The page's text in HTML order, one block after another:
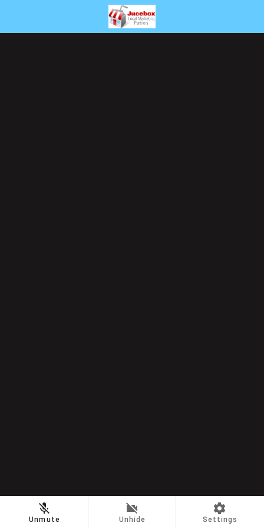
Unmute Unhide Settings